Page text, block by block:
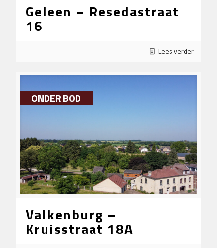
Geleen – Resedastraat
16
Lees verder
ONDER BOD
Valkenburg –
Kruisstraat 18A